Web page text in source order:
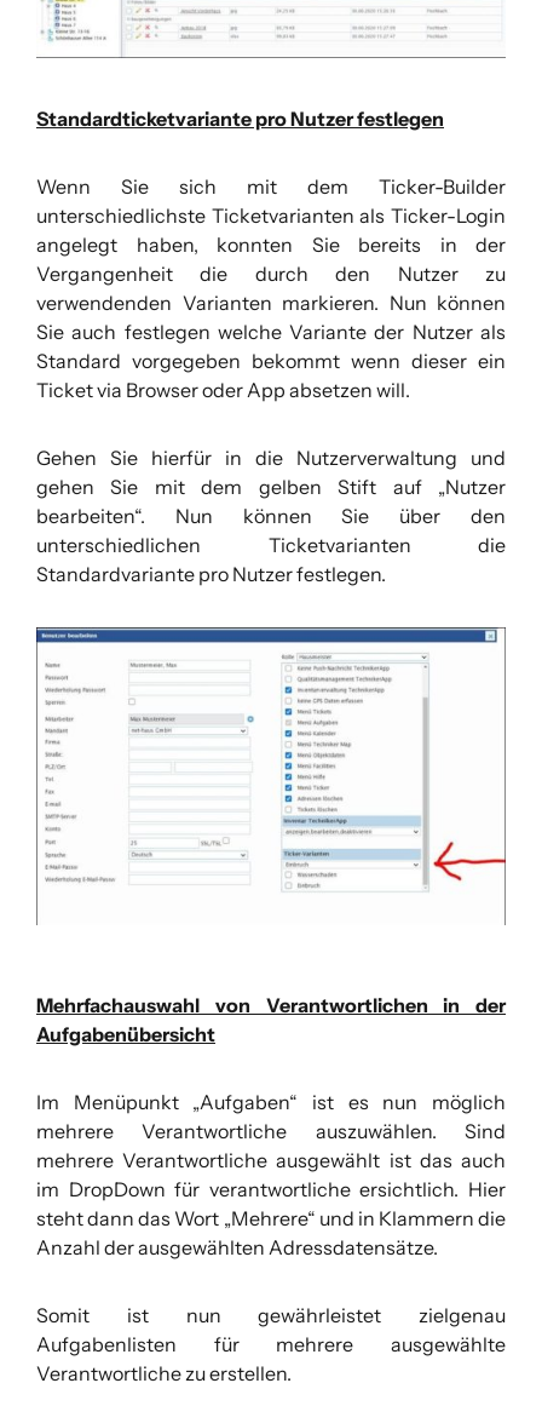
Standardticketvariante pro Nutzer festlegen
Wenn Sie sich mit dem Ticker-Builder
unterschiedlichste Ticketvarianten als Ticker-Login
angelegt haben, konnten Sie bereits in der
Vergangenheit die durch den Nutzer zu
verwendenden Varianten markieren. Nun können
Sie auch festlegen welche Variante der Nutzer als
Standard vorgegeben bekommt wenn dieser ein
Ticket via Browser oder App absetzen will.
Gehen Sie hierfür in die Nutzerverwaltung und
gehen Sie mit dem gelben Stift auf „Nutzer
bearbeiten“. Nun können Sie über den
unterschiedlichen Ticketvarianten die
Standardvariante pro Nutzer festlegen.
Mehrfachauswahl von Verantwortlichen in der
Aufgabenübersicht
Im Menüpunkt „Aufgaben“ ist es nun möglich
mehrere Verantwortliche auszuwählen. Sind
mehrere Verantwortliche ausgewählt ist das auch
im DropDown für verantwortliche ersichtlich. Hier
steht dann das Wort „Mehrere“ und in Klammern die
Anzahl der ausgewählten Adressdatensätze.
Somit ist nun gewährleistet zielgenau
Aufgabenlisten für mehrere ausgewählte
Verantwortliche zu erstellen.